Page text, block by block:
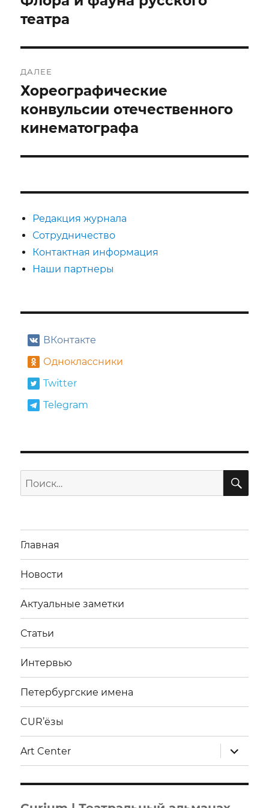
записям
запись:
театра
ДАЛЕЕ
Следующая
запись:
Хореографические
конвульсии отечественного
кинематографа
Редакция журнала
Сотрудничество
Контактная информация
Наши партнеры
ВКонтакте
Одноклассники
Twitter
Telegram
Искать:
Главная
Новости
Актуальные заметки
Статьи
Интервью
Петербургские имена
CUR’ёзы
Art Center
меню